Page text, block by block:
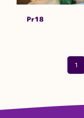
Pr18
1